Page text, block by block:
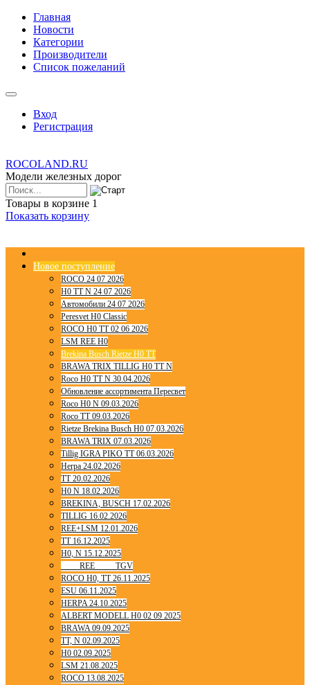
Главная
Новости
Категории
Производители
Список пожеланий
Вход
Регистрация
ROCOLAND.RU
Модели железных дорог
Товары в корзине 1
Показать корзину
Новое поступление
ROCO 24 07 2026
H0 TT N 24 07 2026
Автомобили 24 07 2026
Peresvet H0 Classic
ROCO H0 TT 02 06 2026
LSM REE H0
Brekina Busch Rietze H0 TT
BRAWA TRIX TILLIG H0 TT N
Roco H0 TT N 30.04.2026
Обновление ассортимента Пересвет
Roco H0 N 09.03.2026
Roco TT 09.03.2026
Rietze Brekina Busch H0 07.03.2026
BRAWA TRIX 07.03.2026
Tillig IGRA PIKO TT 06.03.2026
Herpa 24.02.2026
TT 20.02.2026
H0 N 18.02.2026
BREKINA, BUSCH 17.02.2026
TILLIG 16.02.2026
REE+LSM 12.01.2026
TT 16.12.2025
H0, N 15.12.2025
____ REE ____ TGV
ROCO H0, TT 26.11.2025
ESU 06.11.2025
HERPA 24.10.2025
ALBERT MODELL H0 02 09 2025
BRAWA 09.09.2025
TT, N 02.09.2025
H0 02.09.2025
LSM 21.08.2025
ROCO 13.08.2025